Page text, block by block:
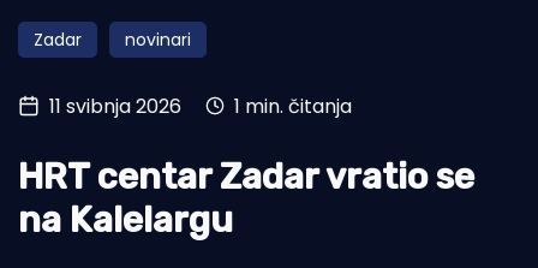
Obala
Otoci
Turizam i nautika
Pomorstvo
Ribolov
Zadar novinari
11 svibnja 2026 1 min. čitanja
HRT centar Zadar vratio se
na Kalelargu